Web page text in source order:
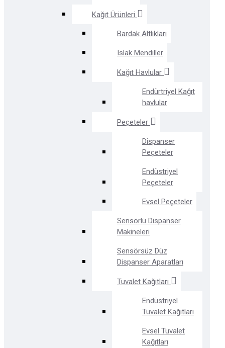
Kağıt Ürünleri
Bardak Altlıkları
Islak Mendiller
Kağıt Havlular
Endürtriyel Kağıt
havlular
Peçeteler
Dispanser
Peçeteler
Endüstriyel
Peçeteler
Evsel Peçeteler
Sensörlü Dispanser
Makineleri
Sensörsüz Düz
Dispanser Aparatları
Tuvalet Kağıtları
Endüstriyel
Tuvalet Kağıtları
Evsel Tuvalet
Kağıtları